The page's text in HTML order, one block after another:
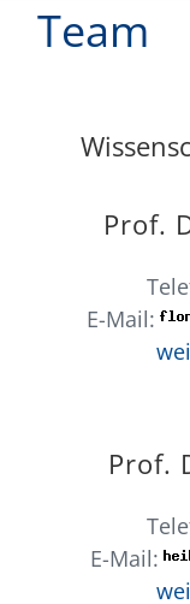
Team
Prof.
E-Mail:
Prof.
E-Mail: